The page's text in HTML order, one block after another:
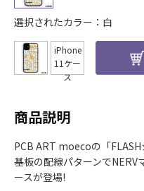
選択されたカラー：白
iPhone
11ケー
ス
商品説明
PCB ART moecoの「FLASH
基板の配線パターンで
ースが登場!